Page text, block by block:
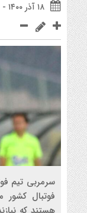
۱۸ آذر ۱۴۰۰ - ۴:۴۹
سرمربی تیم
فوتبال کشور